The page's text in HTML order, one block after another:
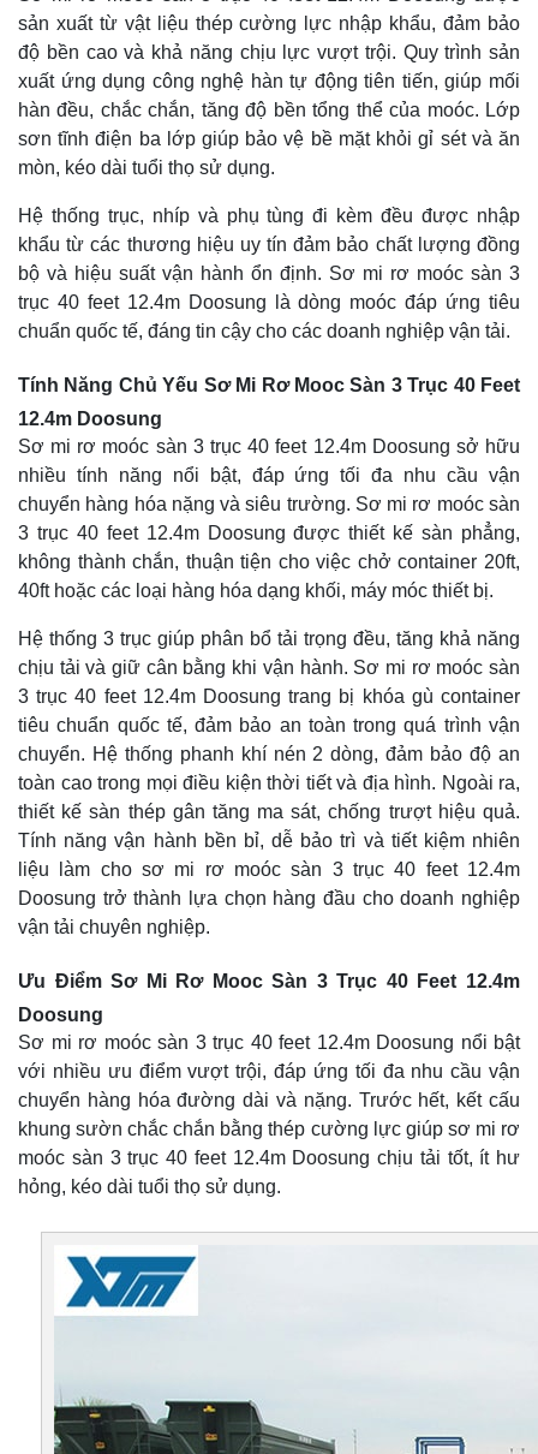
sản xuất từ vật liệu thép cường lực nhập khẩu, đảm bảo
độ bền cao và khả năng chịu lực vượt trội. Quy trình sản
xuất ứng dụng công nghệ hàn tự động tiên tiến, giúp mối
hàn đều, chắc chắn, tăng độ bền tổng thể của moóc. Lớp
sơn tĩnh điện ba lớp giúp bảo vệ bề mặt khỏi gỉ sét và ăn
mòn, kéo dài tuổi thọ sử dụng.
Hệ thống trục, nhíp và phụ tùng đi kèm đều được nhập
khẩu từ các thương hiệu uy tín đảm bảo chất lượng đồng
bộ và hiệu suất vận hành ổn định. Sơ mi rơ moóc sàn 3
trục 40 feet 12.4m Doosung là dòng moóc đáp ứng tiêu
chuẩn quốc tế, đáng tin cậy cho các doanh nghiệp vận tải.
Tính Năng Chủ Yếu Sơ Mi Rơ Mooc Sàn 3 Trục 40 Feet
12.4m Doosung
Sơ mi rơ moóc sàn 3 trục 40 feet 12.4m Doosung sở hữu
nhiều tính năng nổi bật, đáp ứng tối đa nhu cầu vận
chuyển hàng hóa nặng và siêu trường. Sơ mi rơ moóc sàn
3 trục 40 feet 12.4m Doosung được thiết kế sàn phẳng,
không thành chắn, thuận tiện cho việc chở container 20ft,
40ft hoặc các loại hàng hóa dạng khối, máy móc thiết bị.
Hệ thống 3 trục giúp phân bổ tải trọng đều, tăng khả năng
chịu tải và giữ cân bằng khi vận hành. Sơ mi rơ moóc sàn
3 trục 40 feet 12.4m Doosung trang bị khóa gù container
tiêu chuẩn quốc tế, đảm bảo an toàn trong quá trình vận
chuyển. Hệ thống phanh khí nén 2 dòng, đảm bảo độ an
toàn cao trong mọi điều kiện thời tiết và địa hình. Ngoài ra,
thiết kế sàn thép gân tăng ma sát, chống trượt hiệu quả.
Tính năng vận hành bền bỉ, dễ bảo trì và tiết kiệm nhiên
liệu làm cho sơ mi rơ moóc sàn 3 trục 40 feet 12.4m
Doosung trở thành lựa chọn hàng đầu cho doanh nghiệp
vận tải chuyên nghiệp.
Ưu Điểm Sơ Mi Rơ Mooc Sàn 3 Trục 40 Feet 12.4m
Doosung
Sơ mi rơ moóc sàn 3 trục 40 feet 12.4m Doosung nổi bật
với nhiều ưu điểm vượt trội, đáp ứng tối đa nhu cầu vận
chuyển hàng hóa đường dài và nặng. Trước hết, kết cấu
khung sườn chắc chắn bằng thép cường lực giúp sơ mi rơ
moóc sàn 3 trục 40 feet 12.4m Doosung chịu tải tốt, ít hư
hỏng, kéo dài tuổi thọ sử dụng.